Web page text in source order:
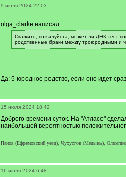
9 июля 2024 22:03
olga_clarke написал:
[
q
]
Скажите, пожалуйста, может ли ДНК-тест
родственные браки между троюродными и
[
Да: 5-юродное родство, если оно идет
15 июля 2024 18:42
Доброго времени суток. На "Атласе"
наибольшей вероятностью
---
Панов (Ефремовский уезд), Чухустов (Медынь),
16 июля 2024 6:48